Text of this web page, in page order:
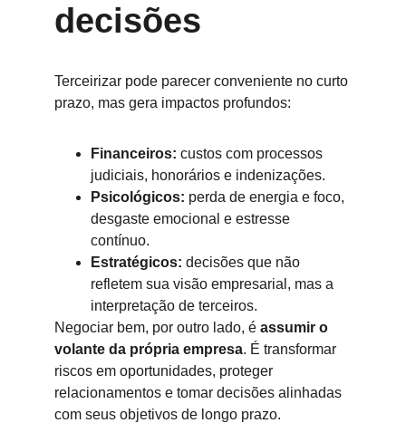
decisões
Terceirizar pode parecer conveniente no curto
prazo, mas gera impactos profundos:
Financeiros: custos com processos
judiciais, honorários e indenizações.
Psicológicos: perda de energia e foco,
desgaste emocional e estresse
contínuo.
Estratégicos: decisões que não
refletem sua visão empresarial, mas a
interpretação de terceiros.
Negociar bem, por outro lado, é assumir o
volante da própria empresa. É transformar
riscos em oportunidades, proteger
relacionamentos e tomar decisões alinhadas
com seus objetivos de longo prazo.